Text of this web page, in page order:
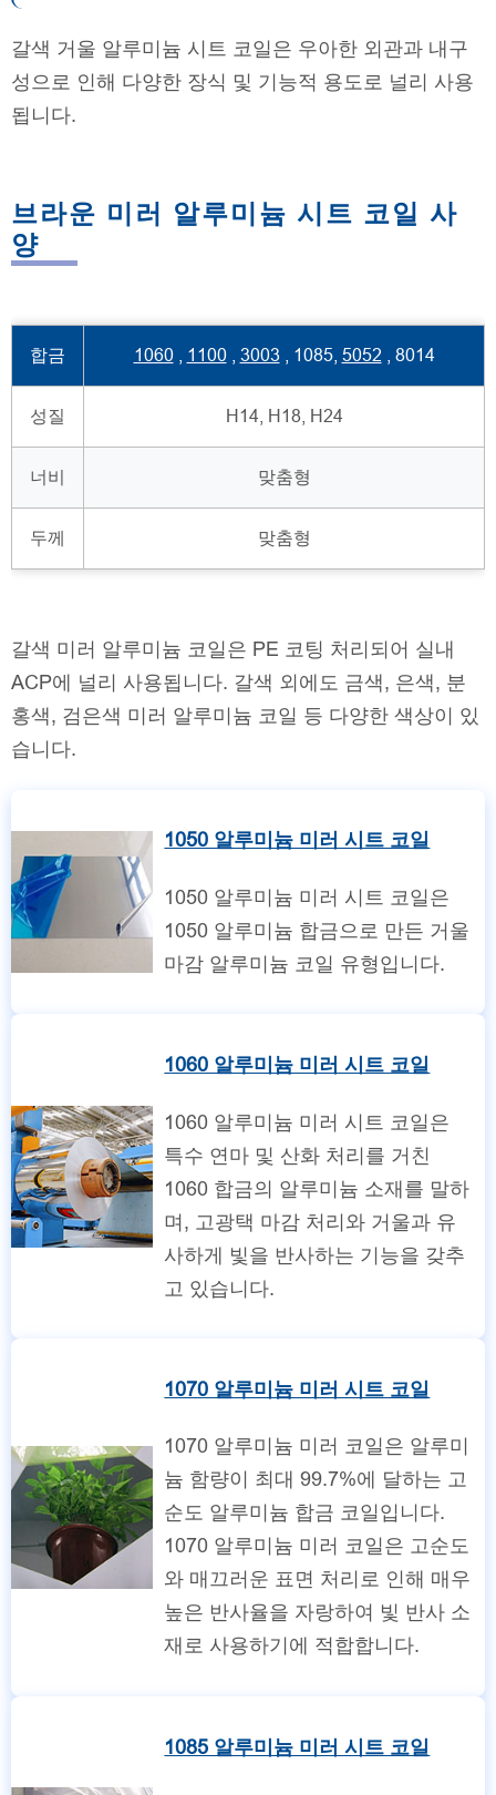
갈색 거울 알루미늄 시트 코일은 우아한 외관과 내구
성으로 인해 다양한 장식 및 기능적 용도로 널리 사용
됩니다.
브라운 미러 알루미늄 시트 코일 사
양
합금 1060, 1100, 3003, 1085, 5052 , 8014
성질 H14, H18, H24
너비 맞춤형
두께 맞춤형
갈색 미러 알루미늄 코일은 PE 코팅 처리되어 실내
ACP에 널리 사용됩니다. 갈색 외에도 금색, 은색, 분
홍색, 검은색 미러 알루미늄 코일 등 다양한 색상이 있
습니다.
1050 알루미늄 미러 시트 코일
1050 알루미늄 미러 시트 코일은
1050 알루미늄 합금으로 만든 거울
마감 알루미늄 코일 유형입니다.
1060 알루미늄 미러 시트 코일
1060 알루미늄 미러 시트 코일은
특수 연마 및 산화 처리를 거친
1060 합금의 알루미늄 소재를 말하
며, 고광택 마감 처리와 거울과 유
사하게 빛을 반사하는 기능을 갖추
고 있습니다.
1070 알루미늄 미러 시트 코일
1070 알루미늄 미러 코일은 알루미
늄 함량이 최대 99.7%에 달하는 고
순도 알루미늄 합금 코일입니다.
1070 알루미늄 미러 코일은 고순도
와 매끄러운 표면 처리로 인해 매우
높은 반사율을 자랑하여 빛 반사 소
재로 사용하기에 적합합니다.
1085 알루미늄 미러 시트 코일